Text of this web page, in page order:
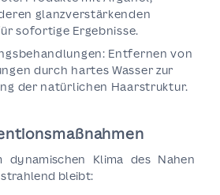
glanzverstärkenden
sofortige Ergebnisse.
Entfernen von
durch hartes Wasser zur
der natürlichen Haarstruktur.
Klima des Nahen
bleibt: